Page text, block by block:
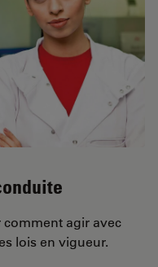
agir avec
lois en vigueur.